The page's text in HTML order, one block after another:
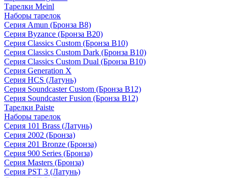
Тарелки Meinl
Наборы тарелок
Серия Amun (Бронза B8)
Серия Byzance (Бронза B20)
Серия Classics Custom (Бронза B10)
Серия Classics Custom Dark (Бронза B10)
Серия Classics Custom Dual (Бронза B10)
Серия Generation X
Серия HCS (Латунь)
Серия Soundcaster Custom (Бронза B12)
Серия Soundcaster Fusion (Бронза B12)
Тарелки Paiste
Наборы тарелок
Серия 101 Brass (Латунь)
Серия 2002 (Бронза)
Серия 201 Bronze (Бронза)
Серия 900 Series (Бронза)
Серия Masters (Бронза)
Серия PST 3 (Латунь)